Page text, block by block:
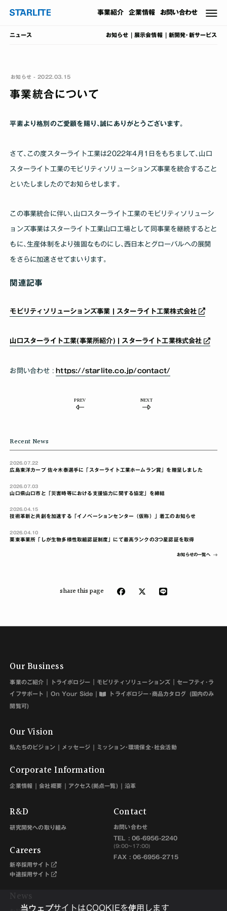
当ウェブサイトはCOOKIEを使用します
事業紹介 企業情報 お問い合わせ
ニュース お知らせ 展示会情報 新開発･新サービス
お知らせ - 2022.03.15
事業統合について
平素より格別のご愛顧を賜り､誠にありがとうございます｡
さて､この度スターライト工業は2022年4月1日をもちまして､山口
スターライト工業のモビリティソリューションズ事業を統合すること
といたしましたのでお知らせします｡
この事業統合に伴い､山口スターライト工業のモビリティソリューシ
ョンズ事業はスターライト工業山口工場として同事業を継続するとと
もに､生産体制をより強固なものにし､西日本とグローバルへの展開
をさらに加速させてまいります｡
関連記事
モビリティソリューションズ事業 | スターライト工業株式会社
山口スターライト工業(事業所紹介) | スターライト工業株式会社
お問い合わせ : https://starlite.co.jp/contact/
PREV NEXT
Recent News
2026.07.22
広島東洋カープ 佐々木泰選手に「スターライト工業ホームラン賞」を贈呈しました
2026.07.03
山口県山口市と「災害時等における支援協力に関する協定」を締結
2026.04.15
技術革新と共創を加速する「イノベーションセンター（仮称）」着工のお知らせ
2026.04.10
栗東事業所「しが生物多様性取組認証制度」にて最高ランクの3つ星認証を取得
お知らせの一覧へ
share this page
Our Business
事業のご紹介 トライボロジー モビリティソリューションズ セーフティ･ラ
イフサポート On Your Side トライボロジー･商品カタログ (国内のみ
閲覧可)
Our Vision
私たちのビジョン メッセージ ミッション･環境保全･社会活動
Corporate Information
企業情報 会社概要 アクセス(拠点一覧) 沿革
R&D
研究開発への取り組み
Careers
新卒採用サイト
中途採用サイト
News
Contact
お問い合わせ
TEL :06-6956-2240
(9:00~17:00)
FAX : 06-6956-2715